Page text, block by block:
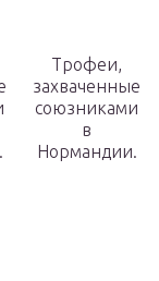
Трофеи,
захваченные
союзниками
в
Нормандии.